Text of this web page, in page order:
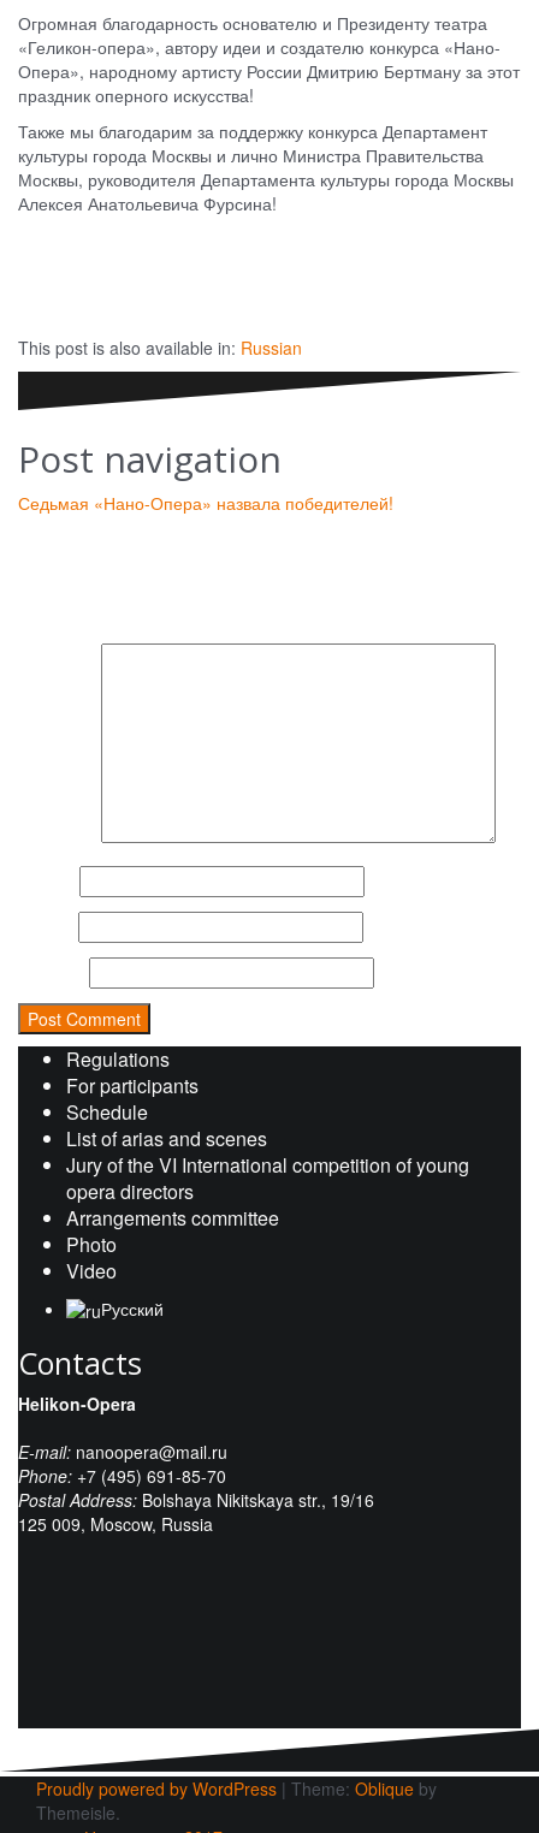
Огромная благодарность основателю и Президенту театра
«Геликон-опера», автору идеи и создателю конкурса «Нано-
Опера», народному артисту России Дмитрию Бертману за этот
праздник оперного искусства!
Также мы благодарим за поддержку конкурса Департамент
культуры города Москвы и лично Министра Правительства
Москвы, руководителя Департамента культуры города Москвы
Алексея Анатольевича Фурсина!
This post is also available in: Russian
Post navigation
Седьмая «Нано-Опера» назвала победителей!
Regulations
For participants
Schedule
List of arias and scenes
Jury of the VI International competition of young
opera directors
Arrangements committee
Photo
Video
Русский
Contacts
Helikon-Opera
E-mail: nanoopera@mail.ru
Phone: +7 (495) 691-85-70
Postal Address: Bolshaya Nikitskaya str., 19/16
125 009, Moscow, Russia
Proudly powered by WordPress | Theme: Oblique by
Themeisle.